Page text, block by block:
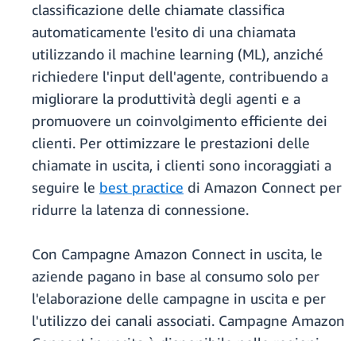
classificazione delle chiamate classifica
automaticamente l'esito di una chiamata
utilizzando il machine learning (ML), anziché
richiedere l'input dell'agente, contribuendo a
migliorare la produttività degli agenti e a
promuovere un coinvolgimento efficiente dei
clienti. Per ottimizzare le prestazioni delle
chiamate in uscita, i clienti sono incoraggiati a
seguire le best practice di Amazon Connect per
ridurre la latenza di connessione.
Con Campagne Amazon Connect in uscita, le
aziende pagano in base al consumo solo per
l'elaborazione delle campagne in uscita e per
l'utilizzo dei canali associati. Campagne Amazon